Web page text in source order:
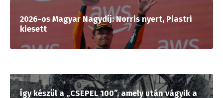
2026-os Magyar Nagydíj: Norris nyert, Piastri
kiesett
Így készül a „CSEPEL 100”, amely után vágyik a